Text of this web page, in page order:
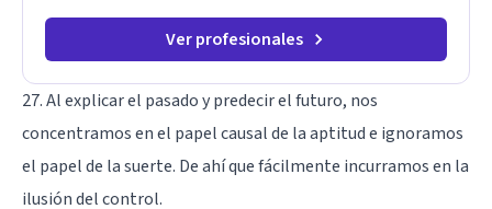
Ver profesionales
27. Al explicar el pasado y predecir el futuro, nos
concentramos en el papel causal de la aptitud e ignoramos
el papel de la suerte. De ahí que fácilmente incurramos en la
ilusión del control.